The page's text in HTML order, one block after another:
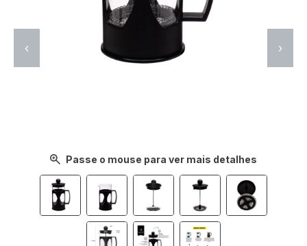
Passe o mouse para ver mais detalhes
‹ ›